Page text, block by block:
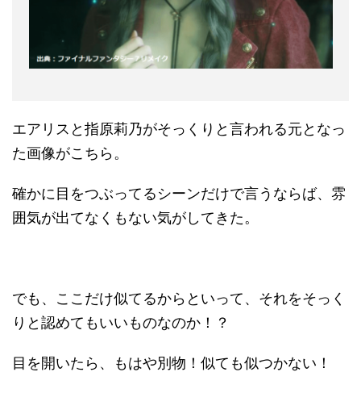
エアリスと指原莉乃がそっくりと言われる元となっ
た画像がこちら。
確かに目をつぶってるシーンだけで言うならば、雰
囲気が出てなくもない気がしてきた。
でも、ここだけ似てるからといって、それをそっく
りと認めてもいいものなのか！？
目を開いたら、もはや別物！似ても似つかない！